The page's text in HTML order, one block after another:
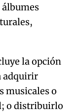
la opción
adquirir
musicales o
o distribuirlo